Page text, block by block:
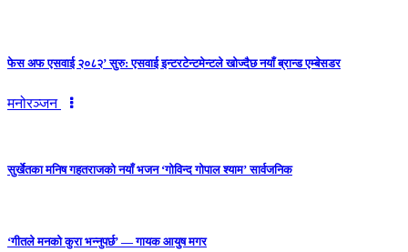
फेस अफ एसवाई २०८२’ सुरु: एसवाई इन्टरटेन्टमेन्टले खोज्दैछ नयाँ ब्रान्ड एम्बेसडर
मनोरञ्जन
सुर्खेतका मनिष गहतराजको नयाँ भजन ‘गोविन्द गोपाल श्याम’ सार्वजनिक
‘गीतले मनको कुरा भन्नुपर्छ’ — गायक आयुष मगर